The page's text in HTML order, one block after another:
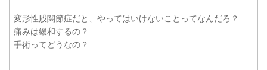
変形性股関節症だと、やってはいけないことってなんだろ？
痛みは緩和するの？
手術ってどうなの？